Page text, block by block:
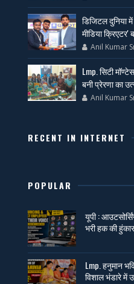
डिजिटल दुनिया
मीडिया क्रिएटर'
Anil Kumar
Lmp. सिटी
बनी प्रेरणा का
Anil Kumar
RECENT IN INTERNET
POPULAR
यूपी :
भरी हक की
Lmp. हनुमान
विशाल भंडारे में